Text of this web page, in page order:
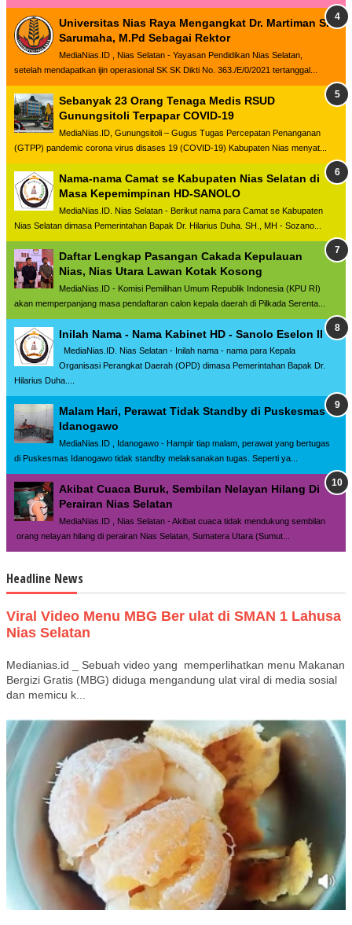
Universitas Nias Raya Mengangkat Dr. Martiman S.
Sarumaha, M.Pd Sebagai Rektor
MediaNias.ID , Nias Selatan - Yayasan Pendidikan Nias Selatan,
setelah mendapatkan ijin operasional SK SK Dikti No. 363./E/0/2021 tertanggal...
Sebanyak 23 Orang Tenaga Medis RSUD
Gunungsitoli Terpapar COVID-19
MediaNias.ID, Gunungsitoli – Gugus Tugas Percepatan Penanganan
(GTPP) pandemic corona virus disases 19 (COVID-19) Kabupaten Nias menyat...
Nama-nama Camat se Kabupaten Nias Selatan di
Masa Kepemimpinan HD-SANOLO
MediaNias.ID. Nias Selatan - Berikut nama para Camat se Kabupaten
Nias Selatan dimasa Pemerintahan Bapak Dr. Hilarius Duha. SH., MH - Sozano...
Daftar Lengkap Pasangan Cakada Kepulauan
Nias, Nias Utara Lawan Kotak Kosong
MediaNias.ID - Komisi Pemilihan Umum Republik Indonesia (KPU RI)
akan memperpanjang masa pendaftaran calon kepala daerah di Pilkada Serenta...
Inilah Nama - Nama Kabinet HD - Sanolo Eselon II
MediaNias.ID. Nias Selatan - Inilah nama - nama para Kepala
Organisasi Perangkat Daerah (OPD) dimasa Pemerintahan Bapak Dr.
Hilarius Duha....
Malam Hari, Perawat Tidak Standby di Puskesmas
Idanogawo
MediaNias.ID , Idanogawo - Hampir tiap malam, perawat yang bertugas
di Puskesmas Idanogawo tidak standby melaksanakan tugas. Seperti ya...
Akibat Cuaca Buruk, Sembilan Nelayan Hilang Di
Perairan Nias Selatan
MediaNias.ID , Nias Selatan - Akibat cuaca tidak mendukung sembilan
orang nelayan hilang di perairan Nias Selatan, Sumatera Utara (Sumut...
Headline News
Viral Video Menu MBG Ber ulat di SMAN 1 Lahusa
Nias Selatan
Medianias.id _ Sebuah video yang memperlihatkan menu Makanan
Bergizi Gratis (MBG) diduga mengandung ulat viral di media sosial
dan memicu k...